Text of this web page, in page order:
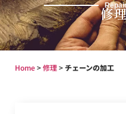
修
Home>修理>チェーンの加工